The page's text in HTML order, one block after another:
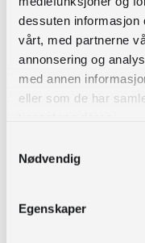
dessuten informasjon
vårt, med partnerne
annonsering og
med annen
eller som de har
Nødvendig
Egenskaper
Hva
fritiden
kunne
Hva gjør
deg å ta
synes
Hva
Hva